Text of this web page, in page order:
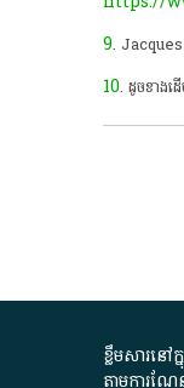
9.
10. ដូចខាងដ
ខ្លឹមសារ​នៅ​
តាមការ​ណ